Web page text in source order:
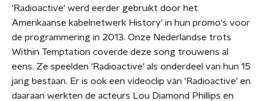
'Radioactive' werd eerder gebruikt door het
Amerikaanse kabelnetwerk History' in hun promo's voor
de programmering in 2013. Onze Nederlandse trots
Within Temptation coverde deze song trouwens al
eens. Ze speelden 'Radioactive' als onderdeel van hun 15
jarig bestaan. Er is ook een videoclip van 'Radioactive' en
daaraan werkten de acteurs Lou Diamond Phillips en